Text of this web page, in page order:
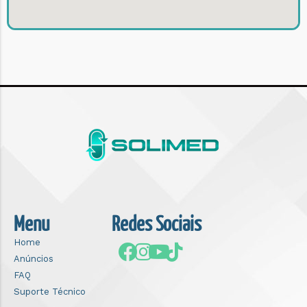
Menu
Home
Anúncios
FAQ
Suporte Técnico
Redes Sociais